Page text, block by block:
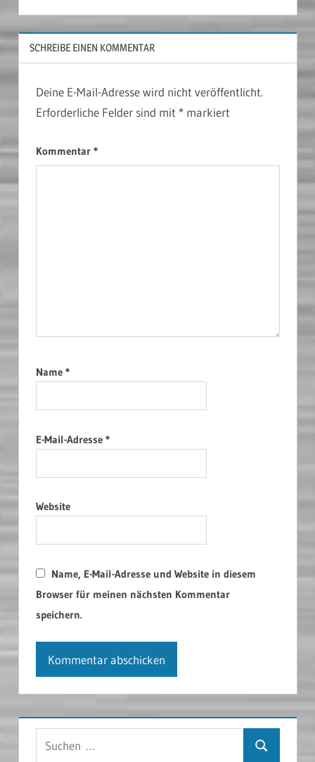
SCHREIBE EINEN KOMMENTAR
Deine E-Mail-Adresse wird nicht veröffentlicht.
Erforderliche Felder sind mit *markiert
Kommentar *
Name *
E-Mail-Adresse *
Website
Name, E-Mail-Adresse und Website in diesem
Browser für meinen nächsten Kommentar
speichern.
Suchen